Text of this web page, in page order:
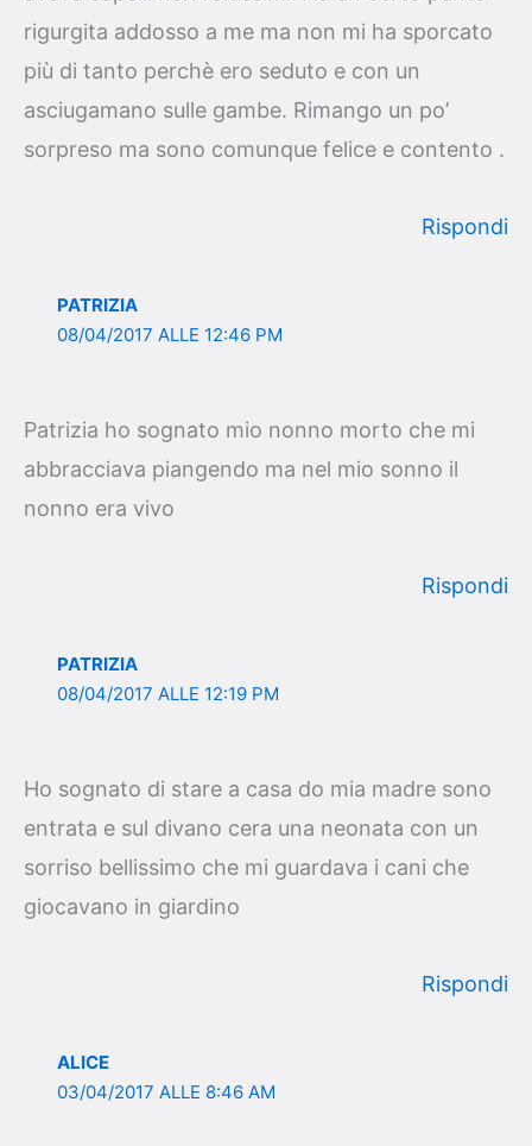
rigurgita addosso a me ma non mi ha sporcato
più di tanto perchè ero seduto e con un
asciugamano sulle gambe. Rimango un po’
sorpreso ma sono comunque felice e contento .
Rispondi
PATRIZIA
08/04/2017 ALLE 12:46 PM
Patrizia ho sognato mio nonno morto che mi
abbracciava piangendo ma nel mio sonno il
nonno era vivo
Rispondi
PATRIZIA
08/04/2017 ALLE 12:19 PM
Ho sognato di stare a casa do mia madre sono
entrata e sul divano cera una neonata con un
sorriso bellissimo che mi guardava i cani che
giocavano in giardino
Rispondi
ALICE
03/04/2017 ALLE 8:46 AM